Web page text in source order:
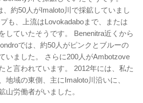
約50人がImaloto川で採鉱していまし
も、上流はLovokadaboまで、または
していたそうです。 Benenitra近くから
では、約50人がピンクとブルーの
いました。 さらに200人がAmbotzove
と言われています。 2012年には、私た
地域の東側、主にImaloto川沿いに、
山労働者がいました。